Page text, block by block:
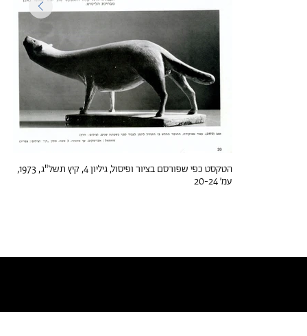
הטקסט כפי שפורסם בציור ופיסול, גיליון 4, קיץ תשל"ג, 1973,
עמ׳ 20-24